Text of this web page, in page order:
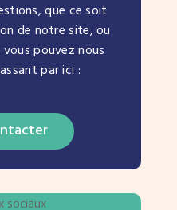
que ce soit
de notre site, ou
pouvez nous
par ici :